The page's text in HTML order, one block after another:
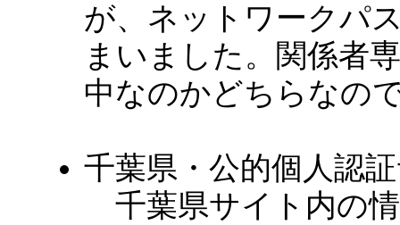
が、ネットワークパ
まいました。関係者
中なのかどちらなの
千葉県・公的個人認
千葉県サイト内の